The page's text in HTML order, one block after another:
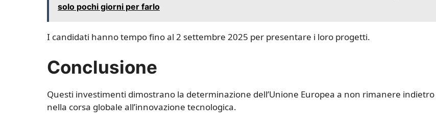
solo pochi giorni per farlo
I candidati hanno tempo fino al 2 settembre 2025 per presentare i loro progetti.
Conclusione
Questi investimenti dimostrano la determinazione dell’Unione Europea a non rimanere indietro
nella corsa globale all’innovazione tecnologica.